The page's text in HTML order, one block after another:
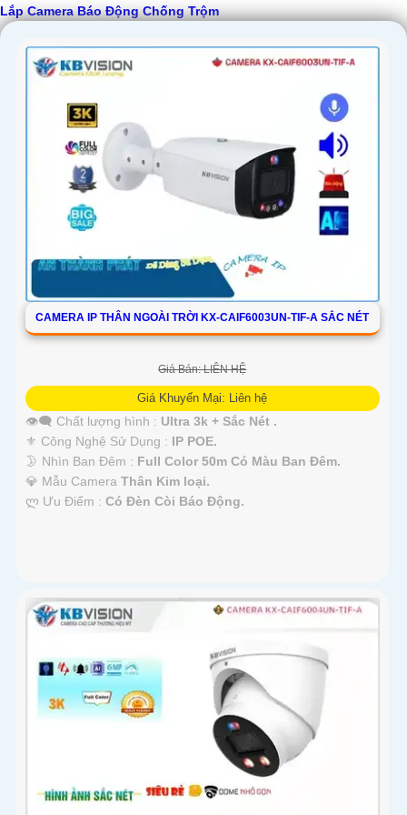
Lắp Camera Báo Động Chống Trộm
CAMERA IP THÂN NGOÀI TRỜI KX-CAIF6003UN-TIF-A SẮC NÉT
Giá Bán: LIÊN HỆ
Giá Khuyến Mại: Liên hệ
👁️‍🗨 Chất lượng hình : Ultra 3k + Sắc Nét .
⚜️ Công Nghệ Sử Dụng : IP POE.
🌛 Nhìn Ban Đêm : Full Color 50m Có Màu Ban Ðêm.
💎 Mẫu Camera Thân Kim loại.
️ლ Ưu Điểm : Có Ðèn Còi Báo Động.